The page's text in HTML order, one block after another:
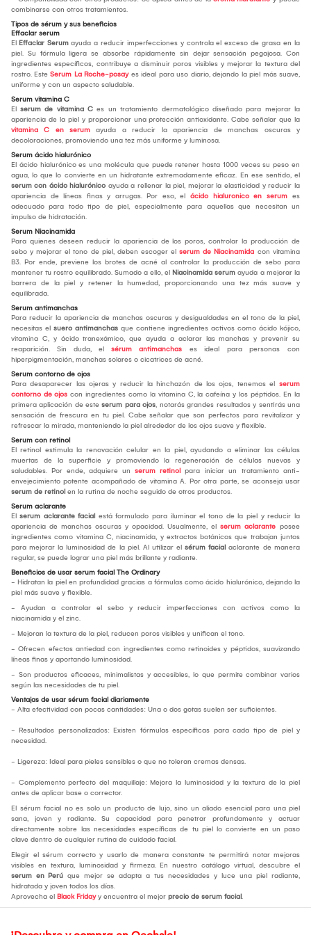
combinarse con otros tratamientos.
Tipos de sérum y sus beneficios
Effaclar serum
El Effaclar Serum ayuda a reducir imperfecciones y controla el exceso de grasa en la
piel. Su fórmula ligera se absorbe rápidamente sin dejar sensación pegajosa. Con
ingredientes específicos, contribuye a disminuir poros visibles y mejorar la textura del
rostro. Este Serum La Roche-posayes ideal para uso diario, dejando la piel más suave,
uniforme y con un aspecto saludable.
Serum vitamina C
El serum de vitamina C es un tratamiento dermatológico diseñado para mejorar la
apariencia de la piel y proporcionar una protección antioxidante. Cabe señalar que la
vitamina C en serum ayuda a reducir la apariencia de manchas oscuras y
decoloraciones, promoviendo una tez más uniforme y luminosa.
Serum ácido hialurónico
El ácido hialurónico es una molécula que puede retener hasta 1000 veces su peso en
agua, lo que lo convierte en un hidratante extremadamente eficaz. En ese sentido, el
serum con ácido hialurónico ayuda a rellenar la piel, mejorar la elasticidad y reducir la
apariencia de líneas finas y arrugas. Por eso, el ácido hialuronico en serum es
adecuado para todo tipo de piel, especialmente para aquellas que necesitan un
impulso de hidratación.
Serum Niacinamida
Para quienes deseen reducir la apariencia de los poros, controlar la producción de
sebo y mejorar el tono de piel, deben escoger el serum de Niacinamida con vitamina
B3. Por ende, previene los brotes de acné al controlar la producción de sebo para
mantener tu rostro equilibrado. Sumado a ello, el Niacinamida serum ayuda a mejorar la
barrera de la piel y retener la humedad, proporcionando una tez más suave y
equilibrada.
Serum antimanchas
Para reducir la apariencia de manchas oscuras y desigualdades en el tono de la piel,
necesitas el suero antimanchas que contiene ingredientes activos como ácido kójico,
vitamina C, y ácido tranexámico, que ayuda a aclarar las manchas y prevenir su
reaparición. Sin duda, el sérum antimanchas es ideal para personas con
hiperpigmentación, manchas solares o cicatrices de acné.
Serum contorno de ojos
Para desaparecer las ojeras y reducir la hinchazón de los ojos, tenemos el serum
contorno de ojos con ingredientes como la vitamina C, la cafeína y los péptidos. En la
primera aplicación de este serum para ojos, notarás grandes resultados y sentirás una
sensación de frescura en tu piel. Cabe señalar que son perfectos para revitalizar y
refrescar la mirada, manteniendo la piel alrededor de los ojos suave y flexible.
Serum con retinol
El retinol estimula la renovación celular en la piel, ayudando a eliminar las células
muertas de la superficie y promoviendo la regeneración de células nuevas y
saludables. Por ende, adquiere un serum retinol para iniciar un tratamiento anti-
envejecimiento potente acompañado de vitamina A. Por otra parte, se aconseja usar
serum de retinol en la rutina de noche seguido de otros productos.
Serum aclarante
El serum aclarante facial está formulado para iluminar el tono de la piel y reducir la
apariencia de manchas oscuras y opacidad. Usualmente, el serum aclarante posee
ingredientes como vitamina C, niacinamida, y extractos botánicos que trabajan juntos
para mejorar la luminosidad de la piel. Al utilizar el sérum facial aclarante de manera
regular, se puede lograr una piel más brillante y radiante.
Beneficios de usar serum facial The Ordinary
- Hidratan la piel en profundidad gracias a fórmulas como ácido hialurónico, dejando la
piel más suave y flexible.
- Ayudan a controlar el sebo y reducir imperfecciones con activos como la
niacinamida y el zinc.
- Mejoran la textura de la piel, reducen poros visibles y unifican el tono.
- Ofrecen efectos antiedad con ingredientes como retinoides y péptidos, suavizando
líneas finas y aportando luminosidad.
- Son productos eficaces, minimalistas y accesibles, lo que permite combinar varios
según las necesidades de tu piel.
Ventajas de usar sérum facial diariamente
- Alta efectividad con pocas cantidades: Una o dos gotas suelen ser suficientes.
- Resultados personalizados: Existen fórmulas específicas para cada tipo de piel y
necesidad.
- Ligereza: Ideal para pieles sensibles o que no toleran cremas densas.
- Complemento perfecto del maquillaje: Mejora la luminosidad y la textura de la piel
antes de aplicar base o corrector.
El sérum facial no es solo un producto de lujo, sino un aliado esencial para una piel
sana, joven y radiante. Su capacidad para penetrar profundamente y actuar
directamente sobre las necesidades específicas de tu piel lo convierte en un paso
clave dentro de cualquier rutina de cuidado facial.
Elegir el sérum correcto y usarlo de manera constante te permitirá notar mejoras
visibles en textura, luminosidad y firmeza. En nuestro catálogo virtual, descubre el
serum en Perú que mejor se adapta a tus necesidades y luce una piel radiante,
hidratada y joven todos los días.
Aprovecha el Black Fridayy encuentra el mejor precio de serum facial.